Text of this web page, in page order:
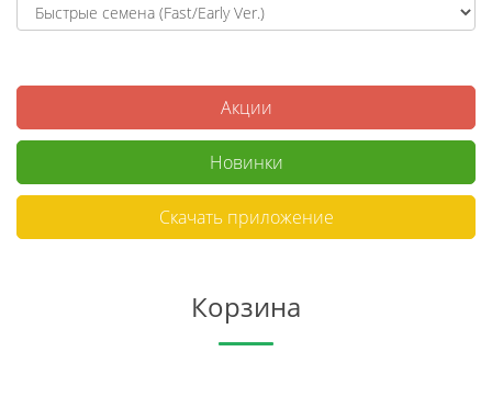
Акции
Новинки
Скачать приложение
Корзина